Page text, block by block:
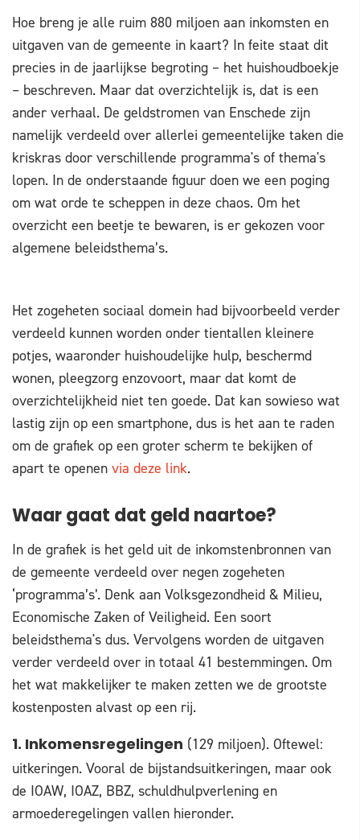
Hoe breng je alle ruim 880 miljoen aan inkomsten en
uitgaven van de gemeente in kaart? In feite staat dit
precies in de jaarlijkse begroting – het huishoudboekje
– beschreven. Maar dat overzichtelijk is, dat is een
ander verhaal. De geldstromen van Enschede zijn
namelijk verdeeld over allerlei gemeentelijke taken die
kriskras door verschillende programma's of thema's
lopen. In de onderstaande figuur doen we een poging
om wat orde te scheppen in deze chaos. Om het
overzicht een beetje te bewaren, is er gekozen voor
algemene beleidsthema’s.
Het zogeheten sociaal domein had bijvoorbeeld verder
verdeeld kunnen worden onder tientallen kleinere
potjes, waaronder huishoudelijke hulp, beschermd
wonen, pleegzorg enzovoort, maar dat komt de
overzichtelijkheid niet ten goede. Dat kan sowieso wat
lastig zijn op een smartphone, dus is het aan te raden
om de grafiek op een groter scherm te bekijken of
apart te openen via deze link.
Waar gaat dat geld naartoe?
In de grafiek is het geld uit de inkomstenbronnen van
de gemeente verdeeld over negen zogeheten
‘programma’s’. Denk aan Volksgezondheid & Milieu,
Economische Zaken of Veiligheid. Een soort
beleidsthema's dus. Vervolgens worden de uitgaven
verder verdeeld over in totaal 41 bestemmingen. Om
het wat makkelijker te maken zetten we de grootste
kostenposten alvast op een rij.
1. Inkomensregelingen (129 miljoen). Oftewel:
uitkeringen. Vooral de bijstandsuitkeringen, maar ook
de IOAW, IOAZ, BBZ, schuldhulpverlening en
armoederegelingen vallen hieronder.